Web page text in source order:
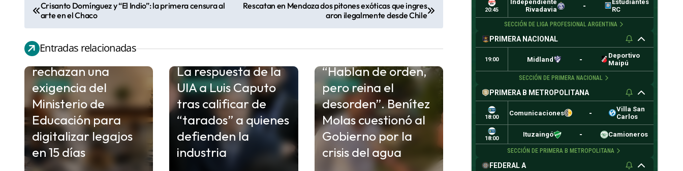
a
v
e
g
i
n
d
Crisanto Domínguez y “El Indio”: la primera censura al
arte en el Chaco
Rescatan en Mendoza dos pitones exóticas que ingres
aron ilegalmente desde Chile
Entradas relacionadas
CHACO
Gremios docentes
rechazan una
exigencia del
Ministerio de
Educación para
digitalizar legajos
en 15 días
ECONOMIA
La respuesta de la
UIA a Luis Caputo
tras calificar de
“tarados” a quienes
defienden la
industria
CHACO
“Hablan de orden,
pero reina el
desorden”. Benítez
Molas cuestionó al
Gobierno por la
crisis del agua